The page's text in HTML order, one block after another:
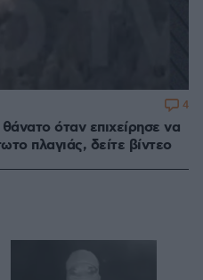
όταν επιχείρησε να
πλαγιάς, δείτε βίντεο
4